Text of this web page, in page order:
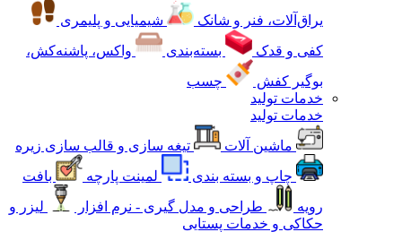
یراق‌آلات، فنر و شانک
شیمیایی و پلیمری
کفی و قدک
بسته‌بندی
واکس، پاشنه‌کش،
بوگیر کفش
چسب
خدمات تولید
خدمات تولید
ماشین آلات
تیغه سازی و قالب سازی زیره
چاپ و بسته بندی
لمینت پارچه
بافت
رویه
طراحی و مدل گیری - نرم افزار
لیزر و
حکاکی و خدمات پستایی